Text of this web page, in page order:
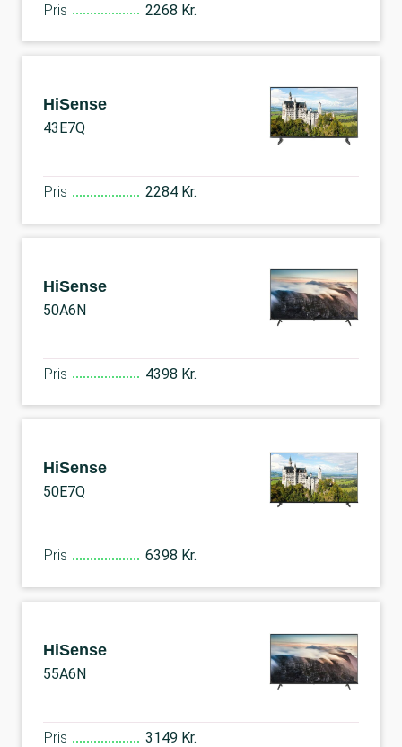
Pris 2268 Kr.
HiSense
43E7Q
Pris 2284 Kr.
HiSense
50A6N
Pris 4398 Kr.
HiSense
50E7Q
Pris 6398 Kr.
HiSense
55A6N
Pris 3149 Kr.